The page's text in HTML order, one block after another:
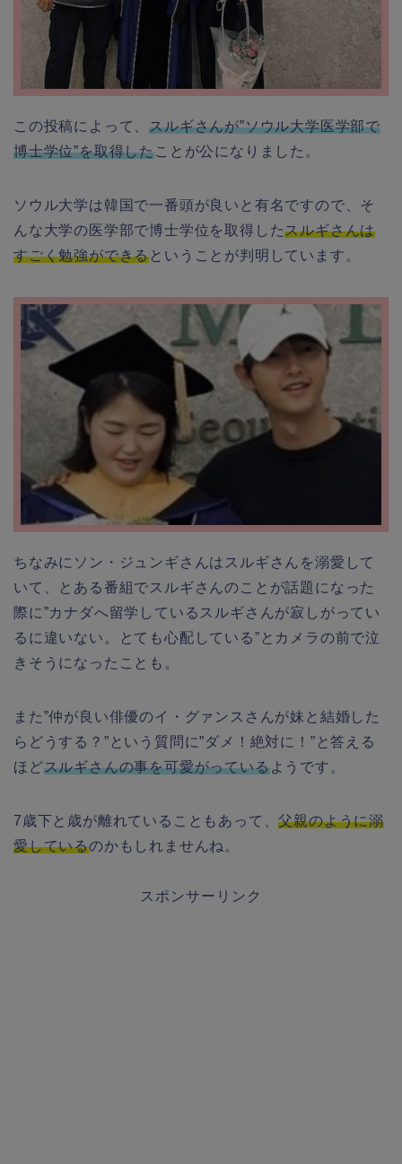
この投稿によって、スルギさんが”ソウル大学医学部で
博士学位”を取得したことが公になりました。
ソウル大学は韓国で一番頭が良いと有名ですので、そ
んな大学の医学部で博士学位を取得したスルギさんは
すごく勉強ができるということが判明しています。
ちなみにソン・ジュンギさんはスルギさんを溺愛して
いて、とある番組でスルギさんのことが話題になった
際に”カナダへ留学しているスルギさんが寂しがってい
るに違いない。とても心配している”とカメラの前で泣
きそうになったことも。
また”仲が良い俳優のイ・グァンスさんが妹と結婚した
らどうする？”という質問に”ダメ！絶対に！”と答える
ほどスルギさんの事を可愛がっているようです。
7歳下と歳が離れていることもあって、父親のように溺
愛しているのかもしれませんね。
スポンサーリンク